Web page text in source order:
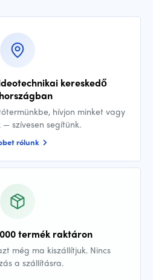
kereskedő
hívjon minket vagy
— szívesen segítünk.
rólunk
termék raktáron
még ma kiszállítjuk. Nincs
a szállításra.